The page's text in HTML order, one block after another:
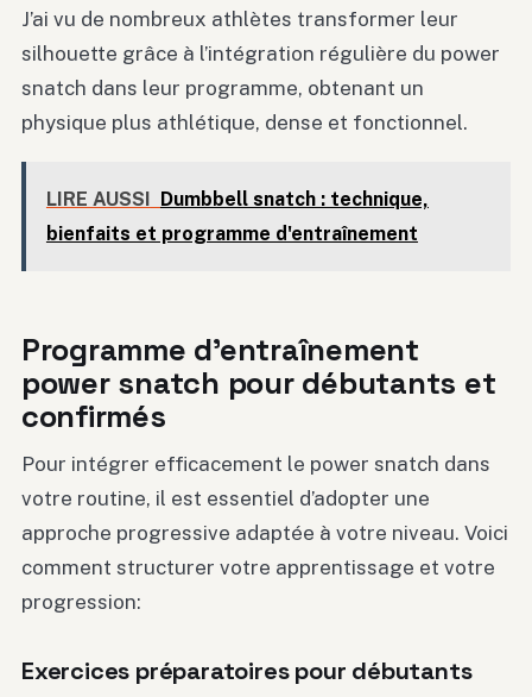
J’ai vu de nombreux athlètes transformer leur
silhouette grâce à l’intégration régulière du power
snatch dans leur programme, obtenant un
physique plus athlétique, dense et fonctionnel.
LIRE AUSSI
Dumbbell snatch : technique,
bienfaits et programme d'entraînement
Programme d’entraînement
power snatch pour débutants et
confirmés
Pour intégrer efficacement le power snatch dans
votre routine, il est essentiel d’adopter une
approche progressive adaptée à votre niveau. Voici
comment structurer votre apprentissage et votre
progression:
Exercices préparatoires pour débutants